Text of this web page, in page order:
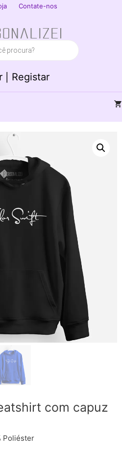
Contate-nos
| Registar
com capuz
Poliéster